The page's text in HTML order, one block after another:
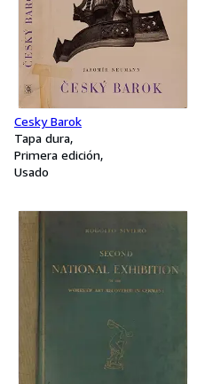
Cesky Barok
Tapa dura
Primera edición
Usado